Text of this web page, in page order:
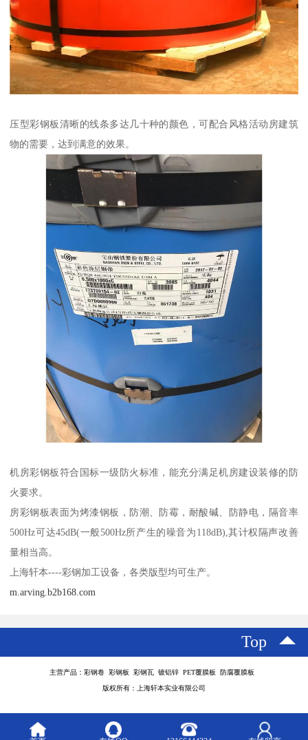
压型彩钢板清晰的线条多达几十种的颜色，可配合风格活动房建筑
物的需要，达到满意的效果。
机房彩钢板符合国标一级防火标准，能充分满足机房建设装修的防
火要求。
房彩钢板表面为烤漆钢板，防潮、防霉，耐酸碱、防静电，隔音率
500Hz可达45dB(一般500Hz所产生的噪音为118dB),其计权隔声改善
量相当高。
上海轩本----彩钢加工设备，各类版型均可生产。
m.arving.b2b168.com
Top
主营产品：彩钢卷 彩钢板 彩钢瓦 镀铝锌 PET覆膜板 防腐覆膜板
版权所有：上海轩本实业有限公司